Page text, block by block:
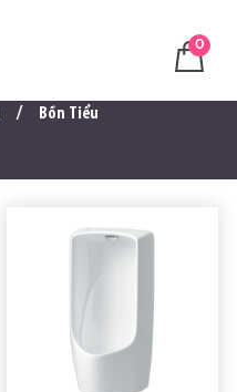
0
Bồn Tiểu